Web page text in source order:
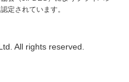
定されています。
All rights reserved.